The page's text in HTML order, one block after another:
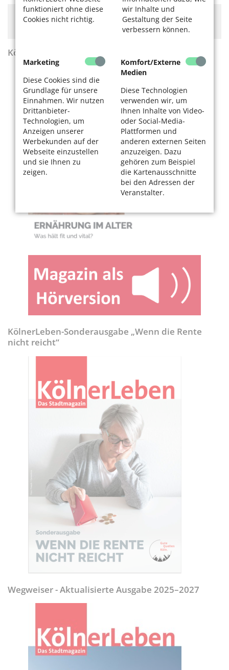
funktioniert ohne diese
Cookies nicht richtig.
wir Inhalte und
Gestaltung der Seite
verbessern können.
Marketing
Diese Cookies sind die
Grundlage für unsere
Einnahmen. Wir nutzen
Drittanbieter-
Technologien, um
Anzeigen unserer
Werbekunden auf der
Webseite einzustellen
und sie Ihnen zu
zeigen.
Komfort/Externe
Medien
Diese Technologien
verwenden wir, um
Ihnen Inhalte von Video-
oder Social-Media-
Plattformen und
anderen externen Seiten
anzuzeigen. Dazu
gehören zum Beispiel
die Kartenausschnitte
bei den Adressen der
Veranstalter.
Hier könnte Werbung stehen, mit der wir uns
finanzieren. Bitte akzeptieren Sie dieCookie-Meldung
KölnerLeben Sommer 2026
KölnerLeben-Sonderausgabe „Wenn die Rente
nicht reicht“
Wegweiser - Aktualisierte Ausgabe 2025–2027